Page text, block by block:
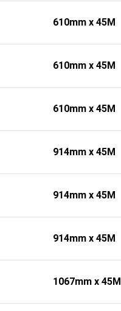
610mm x 45M
610mm x 45M
610mm x 45M
914mm x 45M
914mm x 45M
914mm x 45M
1067mm x 45M